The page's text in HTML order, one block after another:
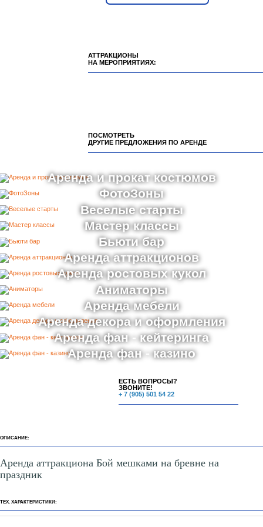
АТТРАКЦИОНЫ
НА МЕРОПРИЯТИЯХ:
ПОСМОТРЕТЬ
ДРУГИЕ ПРЕДЛОЖЕНИЯ ПО АРЕНДЕ
Аренда и прокат костюмов
ФотоЗоны
Веселые старты
Мастер классы
Бьюти бар
Аренда аттракционов
Аренда ростовых кукол
Аниматоры
Аренда мебели
Аренда декора и оформления
Аренда фан - кейтеринга
Аренда фан - казино
ЕСТЬ ВОПРОСЫ?
ЗВОНИТЕ!
+ 7 (905) 501 54 22
ОПИСАНИЕ:
Аренда аттракциона Бой мешками на бревне на
праздник
ТЕХ. ХАРАКТЕРИСТИКИ: